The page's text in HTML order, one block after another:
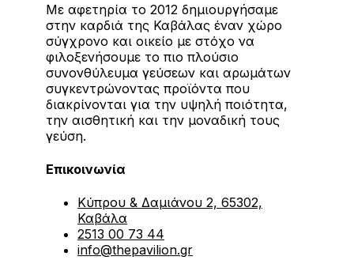
Με αφετηρία το 2012 δημιουργήσαμε
στην καρδιά της Καβάλας έναν χώρο
σύγχρονο και οικείο με στόχο να
φιλοξενήσουμε το πιο πλούσιο
συνονθύλευμα γεύσεων και αρωμάτων
συγκεντρώνοντας προϊόντα που
διακρίνονται για την υψηλή ποιότητα,
την αισθητική και την μοναδική τους
γεύση.
Επικοινωνία
Κύπρου & Δαμιάνου 2, 65302,
Καβάλα
2513 00 73 44
info@thepavilion.gr